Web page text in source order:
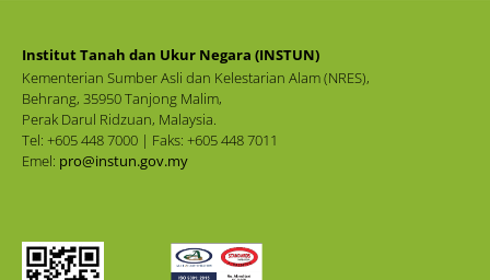
Institut Tanah dan Ukur Negara (INSTUN)
Kementerian Sumber Asli dan Kelestarian Alam (NRES),
Behrang, 35950 Tanjong Malim,
Perak Darul Ridzuan, Malaysia.
Tel: +605 448 7000 | Faks: +605 448 7011
Emel: pro@instun.gov.my